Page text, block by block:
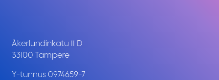
Åkerlundinkatu 11 D
33100 Tampere
Y-tunnus 0974659-7